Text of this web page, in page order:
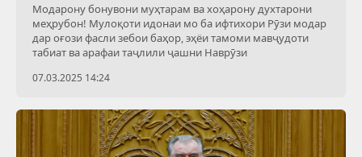
Модарону бонувони муҳтарам ва хоҳарону духтарони
меҳрубон! Мулоқоти идонаи мо ба ифтихори Рӯзи модар
дар оғози фасли зебои баҳор, эҳёи тамоми мавҷудоти
табиат ва арафаи таҷлили ҷашни Наврӯзи
07.03.2025 14:24